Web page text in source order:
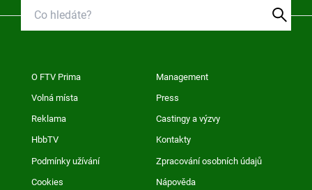
O FTV Prima Management
Volná místa Press
Reklama Castingy a výzvy
HbbTV Kontakty
Podmínky užívání Zpracování osobních údajů
Cookies Nápověda